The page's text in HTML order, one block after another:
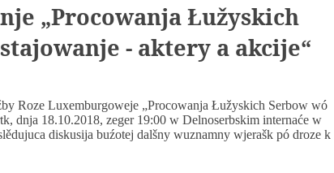
„Procowanja Łužyskich
- aktery a akcije“
Roze Luxemburgoweje „Procowanja Łužyskich Serbow wó
dnja 18.10.2018, zeger 19:00 w Delnoserbskim internaće w
diskusija buźotej dalšny wuznamny wjerašk pó droze k